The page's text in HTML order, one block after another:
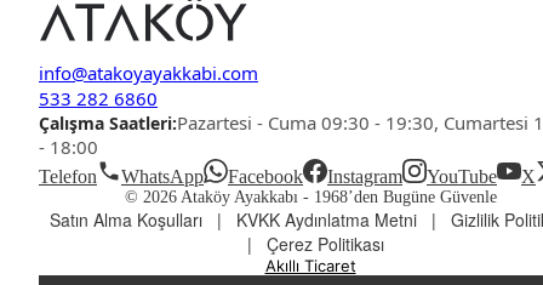
info@atakoyayakkabi.com
533 282 6860
Çalışma Saatleri:Pazartesi - Cuma 09:30 - 19:30, Cumartesi
- 18:00
Telefon WhatsApp Facebook Instagram YouTube X
© 2026 Ataköy Ayakkabı - 1968’den Bugüne Güvenle
Satın Alma Koşulları | KVKK Aydınlatma Metni |
Gizlilik
|
Çerez Politikası
Akıllı Ticaret